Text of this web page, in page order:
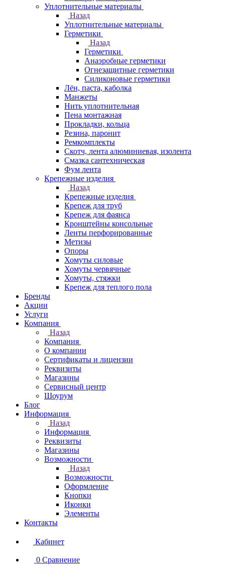
Уплотнительные материалы
Назад
Уплотнительные материалы
Герметики
Назад
Герметики
Анаэробные герметики
Огнезащитные герметики
Силиконовые герметики
Лён, паста, каболка
Манжеты
Нить уплотнительная
Пена монтажная
Прокладки, кольца
Резина, паронит
Ремкомплекты
Скотч, лента алюминиевая, изолента
Смазка сантехническая
Фум лента
Крепежные изделия
Назад
Крепежные изделия
Крепеж для труб
Крепеж для фаянса
Кронштейны консольные
Ленты перфорированные
Метизы
Опоры
Хомуты силовые
Хомуты червячные
Хомуты, стяжки
Крепеж для теплого пола
Бренды
Акции
Услуги
Компания
Назад
Компания
О компании
Сертификаты и лицензии
Реквизиты
Магазины
Сервисный центр
Шоурум
Блог
Информация
Назад
Информация
Реквизиты
Магазины
Возможности
Назад
Возможности
Оформление
Кнопки
Иконки
Элементы
Контакты
Кабинет
0 Сравнение